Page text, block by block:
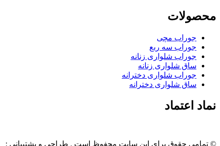
محصولات
جوراب مچی
جوراب سه ربع
جوراب شلواری زنانه
ساق شلواری زنانه
جوراب شلواری دخترانه
ساق شلواری دخترانه
نماد اعتماد
© تمامی حقوق براي این سایت محفوظ است . طراحی و پشتیبانی :